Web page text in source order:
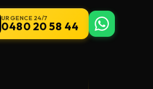
URGENCE 24/7
0480 20 58 44